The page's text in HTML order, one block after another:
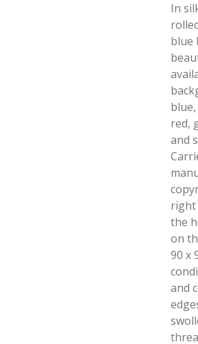
In
blue
red,
and
right
the
on
90 x
and